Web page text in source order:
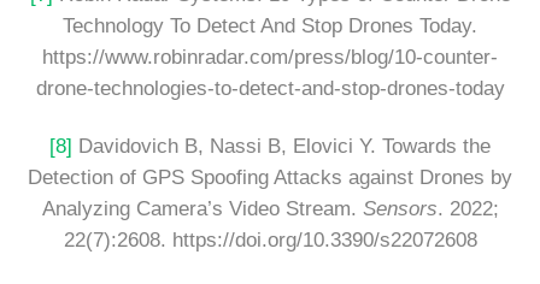
Technology To Detect And Stop Drones Today.
https://www.robinradar.com/press/blog/10-counter-
drone-technologies-to-detect-and-stop-drones-today
[8] Davidovich B, Nassi B, Elovici Y. Towards the
Detection of GPS Spoofing Attacks against Drones by
Analyzing Camera’s Video Stream. Sensors. 2022;
22(7):2608. https://doi.org/10.3390/s22072608